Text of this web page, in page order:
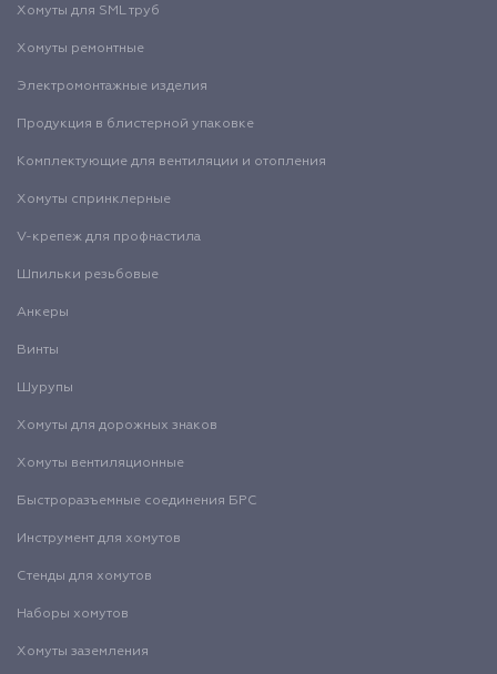
Хомуты для SML труб
Хомуты ремонтные
Электромонтажные изделия
Продукция в блистерной упаковке
Комплектующие для вентиляции и отопления
Хомуты спринклерные
V-крепеж для профнастила
Шпильки резьбовые
Анкеры
Винты
Шурупы
Хомуты для дорожных знаков
Хомуты вентиляционные
Быстроразъемные соединения БРС
Инструмент для хомутов
Стенды для хомутов
Наборы хомутов
Хомуты заземления